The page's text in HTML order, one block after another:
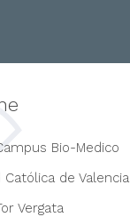
Bio-Medico
Católica de Valencia
Vergata